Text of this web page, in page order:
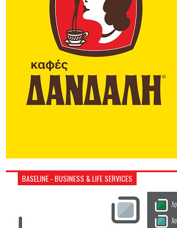
BASELINE - BUSINESS & LIFE SERVICES